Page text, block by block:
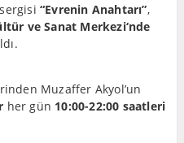
“Evrenin Anahtarı”,
ve Sanat Merkezi‘nde
Muzaffer Akyol’un
her gün 10:00-22:00 saatleri